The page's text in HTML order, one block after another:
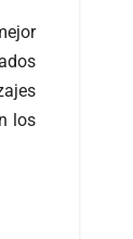
los